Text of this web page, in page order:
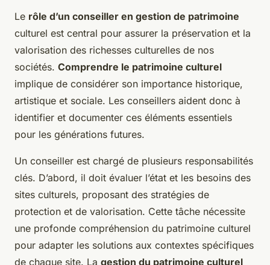
Le rôle d’un conseiller en gestion de patrimoine
culturel est central pour assurer la préservation et la
valorisation des richesses culturelles de nos
sociétés. Comprendre le patrimoine culturel
implique de considérer son importance historique,
artistique et sociale. Les conseillers aident donc à
identifier et documenter ces éléments essentiels
pour les générations futures.
Un conseiller est chargé de plusieurs responsabilités
clés. D’abord, il doit évaluer l’état et les besoins des
sites culturels, proposant des stratégies de
protection et de valorisation. Cette tâche nécessite
une profonde compréhension du patrimoine culturel
pour adapter les solutions aux contextes spécifiques
de chaque site. La gestion du patrimoine culturel